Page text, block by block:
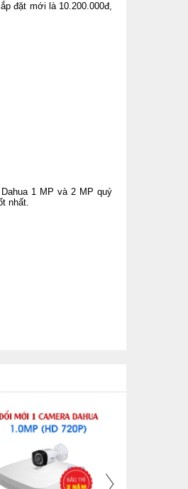
đặt mới là 10.200.000đ,
1 MP và 2 MP quý
nhất.